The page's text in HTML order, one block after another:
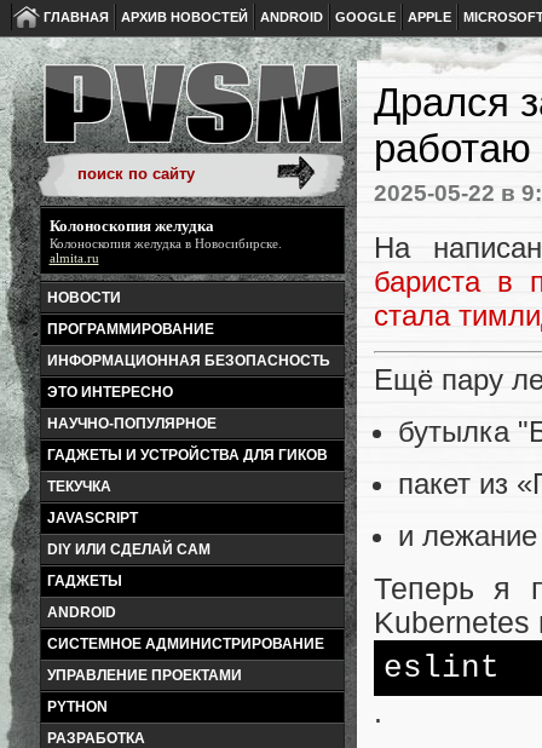
ГЛАВНАЯ АРХИВ НОВОСТЕЙ ANDROID GOOGLE APPLE
Колоноскопия желудка
Колоноскопия желудкав Новосибирске.
almita.ru
НОВОСТИ
ПРОГРАММИРОВАНИЕ
ИНФОРМАЦИОННАЯ БЕЗОПАСНОСТЬ
ЭТО ИНТЕРЕСНО
НАУЧНО-ПОПУЛЯРНОЕ
ГАДЖЕТЫ И УСТРОЙСТВА ДЛЯ ГИКОВ
ТЕКУЧКА
JAVASCRIPT
DIY ИЛИ СДЕЛАЙ САМ
ГАДЖЕТЫ
ANDROID
СИСТЕМНОЕ АДМИНИСТРИРОВАНИЕ
УПРАВЛЕНИЕ ПРОЕКТАМИ
PYTHON
РАЗРАБОТКА
Дрался
работаю
2025-05-22 в
На
бариста в
стала
Ещё пару
бутылка
пакет из
и
Теперь я
Kubernetes
eslint
.